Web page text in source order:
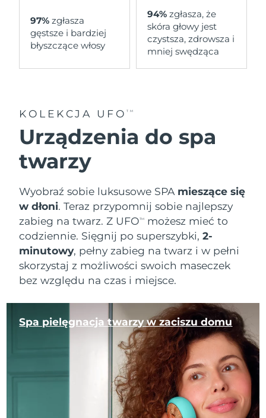
97%zgłasza
gęstsze i bardziej
błyszczące włosy
94%zgłasza, że
skóra głowy jest
czystsza, zdrowsza i
mniej swędząca
KOLEKCJA UFOTM
Urządzenia do spa
twarzy
Wyobraź sobie luksusowe SPA mieszące się
w dłoni. Teraz przypomnij sobie najlepszy
zabieg na twarz. Z UFOTM
możesz mieć to
codziennie. Sięgnij po superszybki,2-
minutowy, pełny zabieg na twarz i w pełni
skorzystaj z możliwości swoich maseczek
bez względu na czas i miejsce.
Spa pielęgnacja twarzy w zaciszu domu